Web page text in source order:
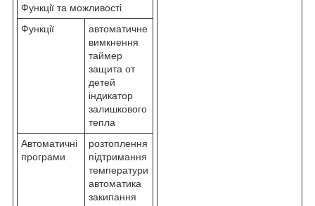
Функції та можливості
Функції
автоматичне
вимкнення
таймер
защита от
детей
індикатор
залишкового
тепла
Автоматичні
програми
розтоплення
підтримання
температури
автоматика
закипання